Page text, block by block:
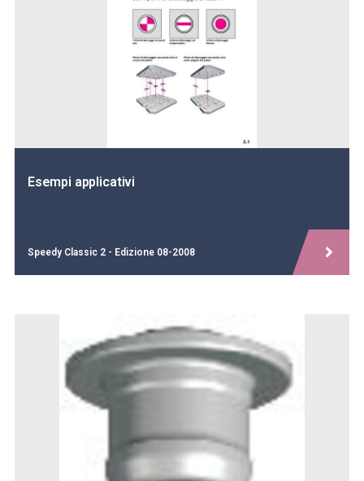
Esempi applicativi
Speedy Classic 2 - Edizione 08-2008